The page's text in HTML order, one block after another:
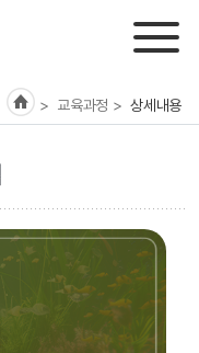
> 교육과정 >상세내용